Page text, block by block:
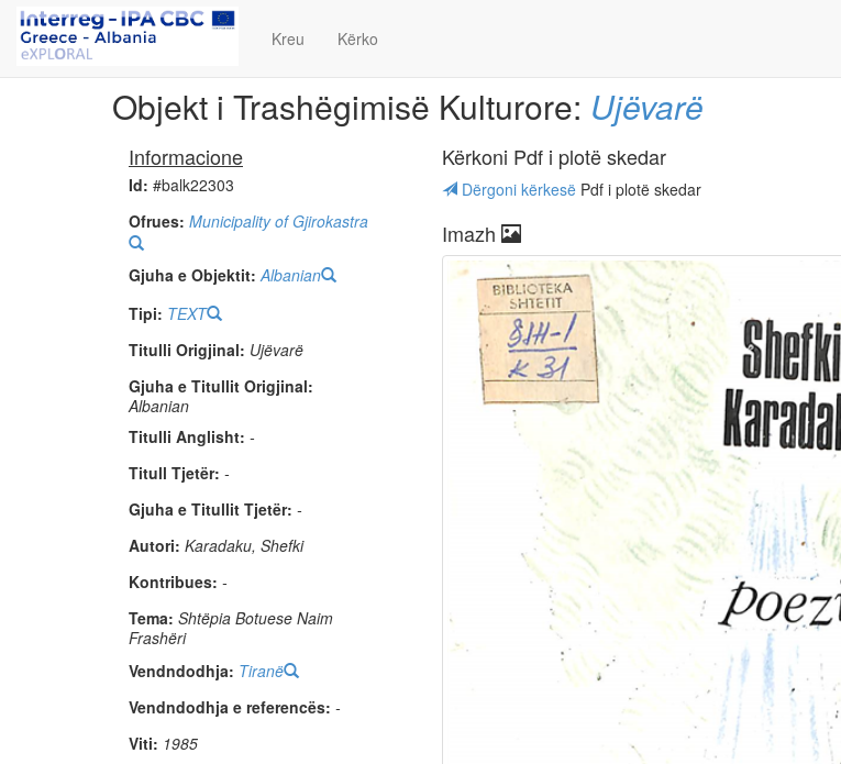
Kreu Kërko
Objekt i Trashëgimisë Kulturore: Ujëvarë
Informacione
Id: #balk22303
Ofrues: Municipality of Gjirokastra
Gjuha e Objektit: Albanian
Tipi: TEXT
Titulli Origjinal: Ujëvarë
Gjuha e Titullit Origjinal:
Albanian
Titulli Anglisht: -
Titull Tjetër: -
Gjuha e Titullit Tjetër: -
Autori: Karadaku, Shefki
Kontribues: -
Tema: Shtëpia Botuese Naim
Frashëri
Vendndodhja: Tiranë
Vendndodhja e referencës: -
Viti: 1985
Kërkoni Pdf i plotë skedar
Dërgoni kërkesë Pdf i plotë skedar
Imazh